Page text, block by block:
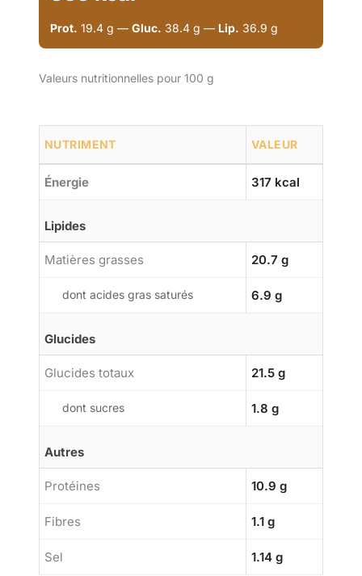
Prot. 19.4 g — Gluc. 38.4 g — Lip. 36.9 g
Valeurs nutritionnelles pour 100 g
NUTRIMENT VALEUR
Énergie 317 kcal
Lipides
Matières grasses 20.7 g
dont acides gras saturés 6.9 g
Glucides
Glucides totaux 21.5 g
dont sucres 1.8 g
Autres
Protéines 10.9 g
Fibres 1.1 g
Sel 1.14 g